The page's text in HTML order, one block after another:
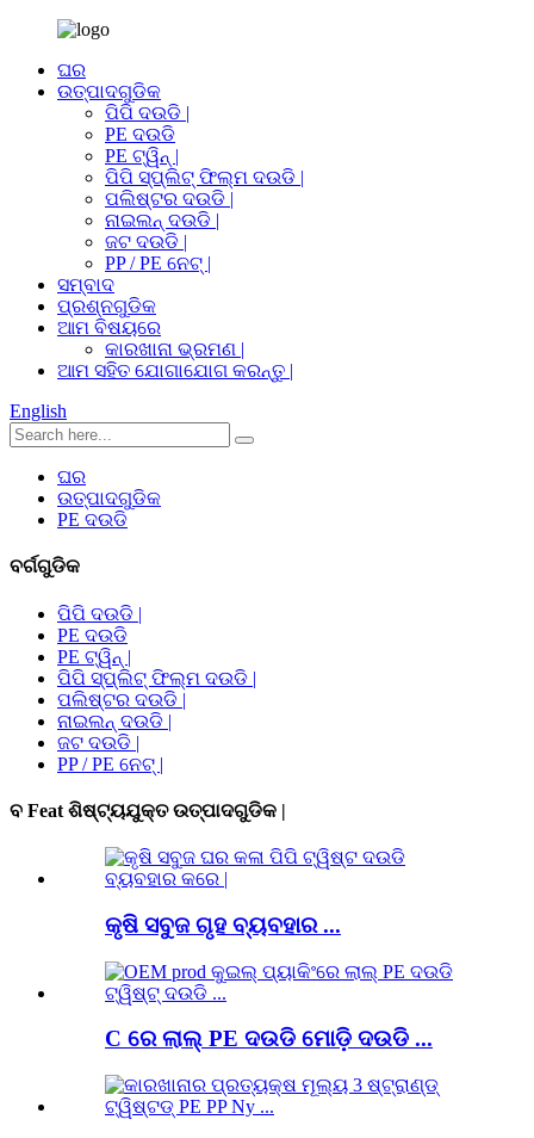
ଘର
ଉତ୍ପାଦଗୁଡିକ
ପିପି ଦଉଡି |
PE ଦଉଡି
PE ଟ୍ୱିନ୍ |
ପିପି ସ୍ପ୍ଲିଟ୍ ଫିଲ୍ମ ଦଉଡି |
ପଲିଷ୍ଟର ଦଉଡି |
ନାଇଲନ୍ ଦଉଡି |
ଜଟ ଦଉଡି |
PP / PE ନେଟ୍ |
ସମ୍ବାଦ
ପ୍ରଶ୍ନଗୁଡିକ
ଆମ ବିଷୟରେ
କାରଖାନା ଭ୍ରମଣ |
ଆମ ସହିତ ଯୋଗାଯୋଗ କରନ୍ତୁ |
English
ଘର
ଉତ୍ପାଦଗୁଡିକ
PE ଦଉଡି
ବର୍ଗଗୁଡିକ
ପିପି ଦଉଡି |
PE ଦଉଡି
PE ଟ୍ୱିନ୍ |
ପିପି ସ୍ପ୍ଲିଟ୍ ଫିଲ୍ମ ଦଉଡି |
ପଲିଷ୍ଟର ଦଉଡି |
ନାଇଲନ୍ ଦଉଡି |
ଜଟ ଦଉଡି |
PP / PE ନେଟ୍ |
ବ Feat ଶିଷ୍ଟ୍ୟଯୁକ୍ତ ଉତ୍ପାଦଗୁଡିକ |
କୃଷି ସବୁଜ ଗୃହ ବ୍ୟବହାର ...
C ରେ ଲାଲ୍ PE ଦଉଡି ମୋଡ଼ି ଦଉଡି ...